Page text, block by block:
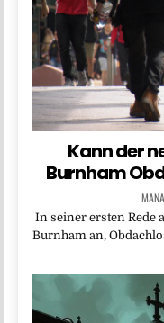
Kann der
Burnham
In seiner ersten Rede
Burnham an,